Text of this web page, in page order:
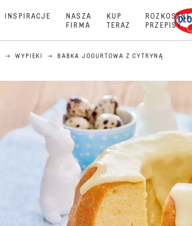
INSPIRACJE
NASZA
FIRMA
KUP
TERAZ
ROZKOSZNE
PRZEPISY
WYPIEKI BABKA JOGURTOWA Z CYTRYNĄ